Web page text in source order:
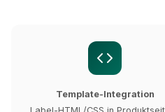
Template-Integration